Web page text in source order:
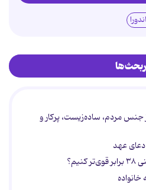
جنس مردم، ساده‌زیست، پرکار و
عهد